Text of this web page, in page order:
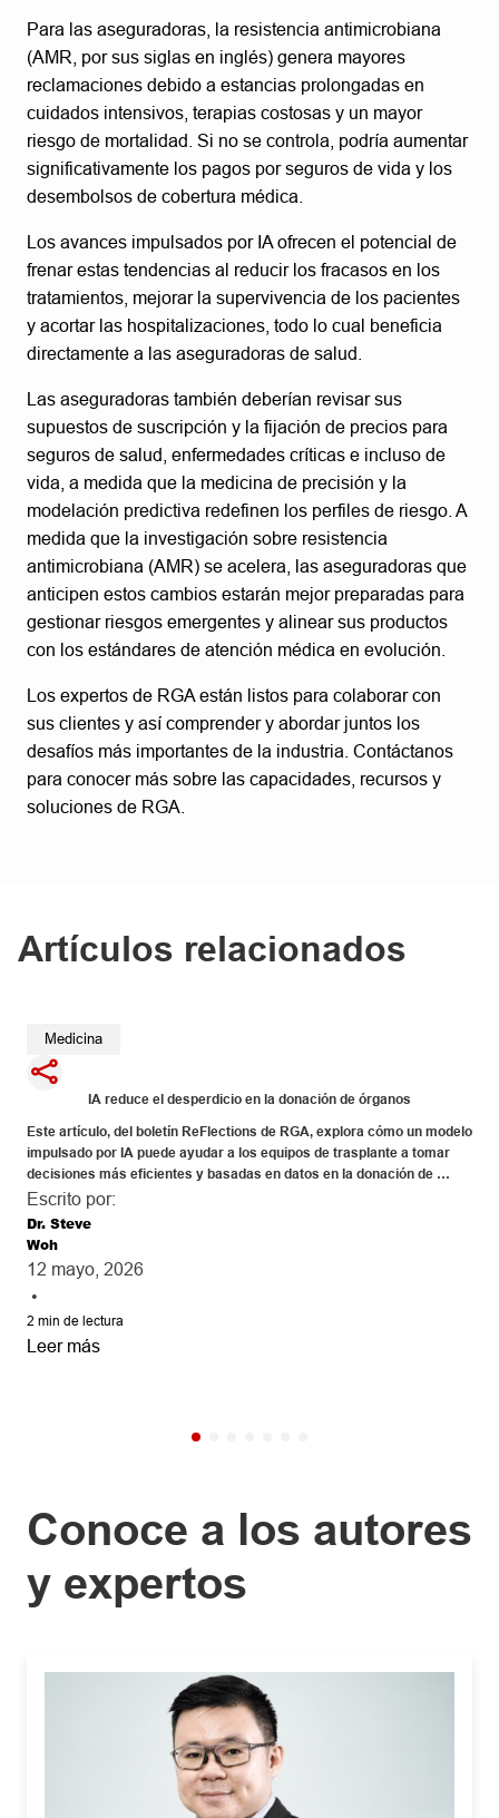
Para las aseguradoras, la resistencia antimicrobiana
(AMR, por sus siglas en inglés) genera mayores
reclamaciones debido a estancias prolongadas en
cuidados intensivos, terapias costosas y un mayor
riesgo de mortalidad. Si no se controla, podría aumentar
significativamente los pagos por seguros de vida y los
desembolsos de cobertura médica.
Los avances impulsados por IA ofrecen el potencial de
frenar estas tendencias al reducir los fracasos en los
tratamientos, mejorar la supervivencia de los pacientes
y acortar las hospitalizaciones, todo lo cual beneficia
directamente a las aseguradoras de salud.
Las aseguradoras también deberían revisar sus
supuestos de suscripción y la fijación de precios para
seguros de salud, enfermedades críticas e incluso de
vida, a medida que la medicina de precisión y la
modelación predictiva redefinen los perfiles de riesgo. A
medida que la investigación sobre resistencia
antimicrobiana (AMR) se acelera, las aseguradoras que
anticipen estos cambios estarán mejor preparadas para
gestionar riesgos emergentes y alinear sus productos
con los estándares de atención médica en evolución.
Los expertos de RGA están listos para colaborar con
sus clientes y así comprender y abordar juntos los
desafíos más importantes de la industria. Contáctanos
para conocer más sobre las capacidades, recursos y
soluciones de RGA.
Artículos relacionados
Medicina
IA reduce el desperdicio en la donación de órganos
Este artículo, del boletín ReFlections de RGA, explora cómo un modelo
impulsado por IA puede ayudar a los equipos de trasplante a tomar
decisiones más eficientes y basadas en datos en la donación de
hígado, transformando en última instancia la práctica clínica e
influyendo en la economía más amplia de la atención médica y los
seguros.
Escrito por:
Dr. Steve
Woh
12 mayo, 2026
•
2 min de lectura
Leer más
Conoce a los autores
y expertos